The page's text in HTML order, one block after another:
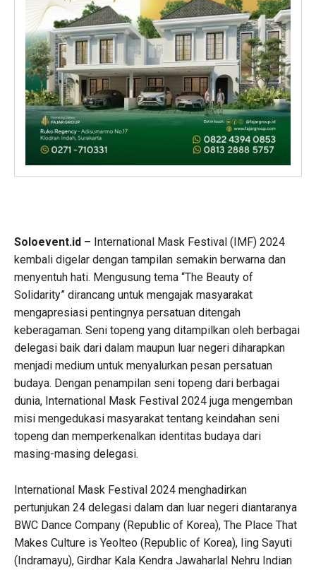
Soloevent.id – International Mask Festival (IMF) 2024
kembali digelar dengan tampilan semakin berwarna dan
menyentuh hati. Mengusung tema “The Beauty of
Solidarity” dirancang untuk mengajak masyarakat
mengapresiasi pentingnya persatuan ditengah
keberagaman. Seni topeng yang ditampilkan oleh berbagai
delegasi baik dari dalam maupun luar negeri diharapkan
menjadi medium untuk menyalurkan pesan persatuan
budaya. Dengan penampilan seni topeng dari berbagai
dunia, International Mask Festival 2024 juga mengemban
misi mengedukasi masyarakat tentang keindahan seni
topeng dan memperkenalkan identitas budaya dari
masing-masing delegasi.
International Mask Festival 2024 menghadirkan
pertunjukan 24 delegasi dalam dan luar negeri diantaranya
BWC Dance Company (Republic of Korea), The Place That
Makes Culture is Yeolteo (Republic of Korea), Iing Sayuti
(Indramayu), Girdhar Kala Kendra Jawaharlal Nehru Indian